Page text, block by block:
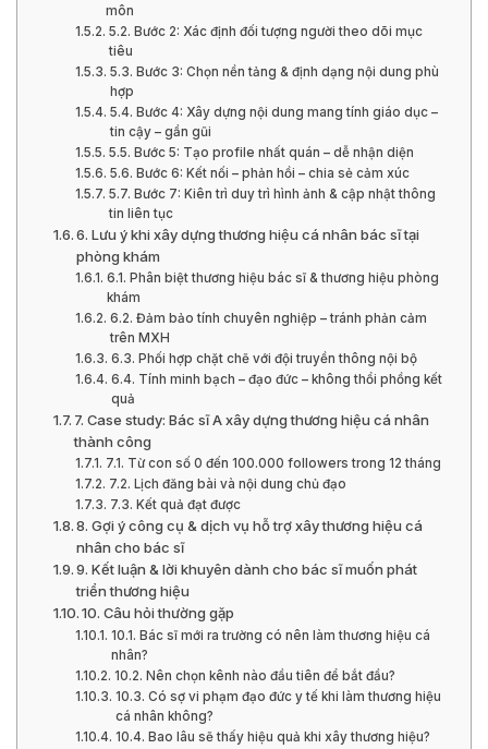
môn
5.2. Bước 2: Xác định đối tượng người theo dõi mục
tiêu
5.3. Bước 3: Chọn nền tảng & định dạng nội dung phù
hợp
5.4. Bước 4: Xây dựng nội dung mang tính giáo dục –
tin cậy – gần gũi
5.5. Bước 5: Tạo profile nhất quán – dễ nhận diện
5.6. Bước 6: Kết nối – phản hồi – chia sẻ cảm xúc
5.7. Bước 7: Kiên trì duy trì hình ảnh & cập nhật thông
tin liên tục
6. Lưu ý khi xây dựng thương hiệu cá nhân bác sĩ tại
phòng khám
6.1. Phân biệt thương hiệu bác sĩ & thương hiệu phòng
khám
6.2. Đảm bảo tính chuyên nghiệp – tránh phản cảm
trên MXH
6.3. Phối hợp chặt chẽ với đội truyền thông nội bộ
6.4. Tính minh bạch – đạo đức – không thổi phồng kết
quả
7. Case study: Bác sĩ A xây dựng thương hiệu cá nhân
thành công
7.1. Từ con số 0 đến 100.000 followers trong 12 tháng
7.2. Lịch đăng bài và nội dung chủ đạo
7.3. Kết quả đạt được
8. Gợi ý công cụ & dịch vụ hỗ trợ xây thương hiệu cá
nhân cho bác sĩ
9. Kết luận & lời khuyên dành cho bác sĩ muốn phát
triển thương hiệu
10. Câu hỏi thường gặp
10.1. Bác sĩ mới ra trường có nên làm thương hiệu cá
nhân?
10.2. Nên chọn kênh nào đầu tiên để bắt đầu?
10.3. Có sợ vi phạm đạo đức y tế khi làm thương hiệu
cá nhân không?
10.4. Bao lâu sẽ thấy hiệu quả khi xây thương hiệu?